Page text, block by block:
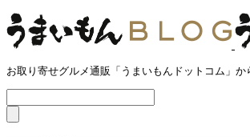
お取り寄せグルメ通販「うまいもんドットコム」